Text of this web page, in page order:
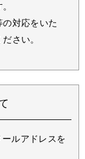
対応をいた
さい。
ルアドレスを